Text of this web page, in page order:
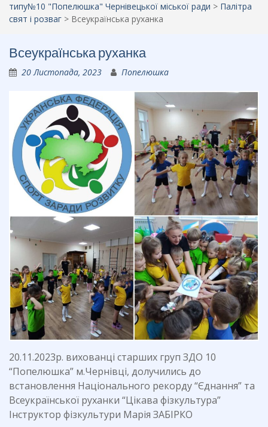
типу№10 "Попелюшка" Чернівецької міської ради > Палітра
свят і розваг > Всеукраїнська руханка
Всеукраїнська руханка
20 Листопада, 2023 Попелюшка
20.11.2023р. вихованці старших груп ЗДО 10
“Попелюшка” м.Чернівці, долучились до
встановлення Національного рекорду “Єднання” та
Всеукраїнської руханки “Цікава фізкультура”
Інструктор фізкультури Марія ЗАБІРКО